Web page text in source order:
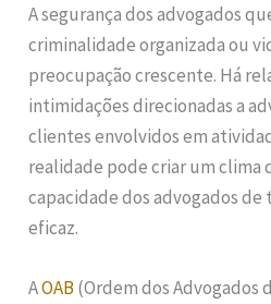
A segurança dos advogados
criminalidade organizada ou
preocupação crescente. Há
intimidações direcionadas a
clientes envolvidos em
realidade pode criar um clima
capacidade dos advogados
eficaz.
AOAB(Ordem dos Advogados